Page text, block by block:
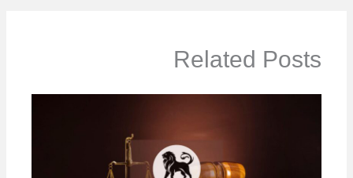
Related Posts